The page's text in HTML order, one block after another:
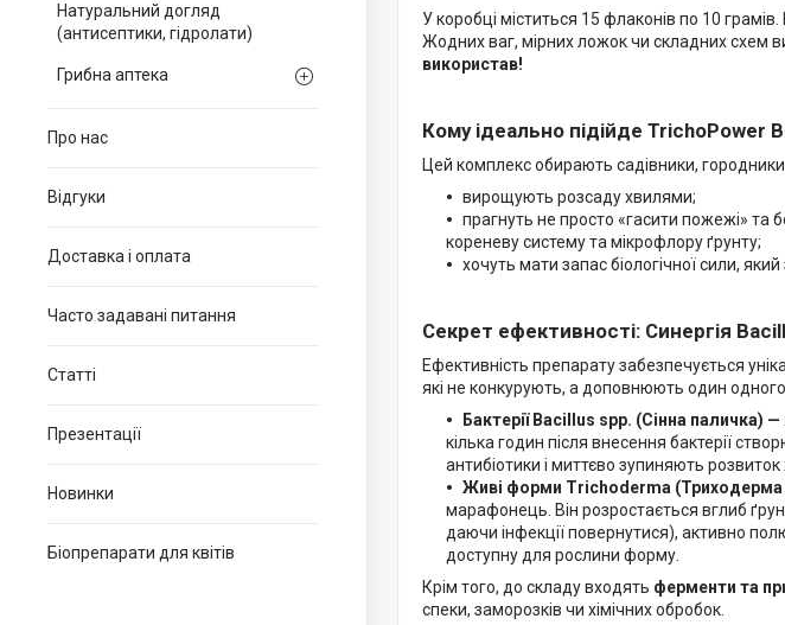
Натуральний догляд
(антисептики, гідролати)
Грибна аптека
Про нас
Відгуки
Доставка і оплата
Часто задавані питання
Статті
Презентації
Новинки
Біопрепарати для квітів
У коробці міститься 15 флаконів по 10
Жодних ваг, мірних ложок чи складних схем
використав!
Кому ідеально підійде TrichoPower
Цей комплекс обирають садівники,
вирощують розсаду хвилями;
прагнуть не просто «гасити пожежі» та
кореневу систему та мікрофлору ґрунту;
хочуть мати запас біологічної сили,
Секрет ефективності: Синергія
Ефективність препарату забезпечується
які не конкурують, а доповнюють один
Бактерії Bacillus spp. (Сінна
кілька годин після внесення бактерії
антибіотики і миттєво зупиняють
Живі форми Trichoderma (Триходерма
марафонець. Він розростається вглиб
даючи інфекції повернутися), активно
доступну для рослини форму.
Крім того, до складу входять ферменти та
спеки, заморозків чи хімічних обробок.